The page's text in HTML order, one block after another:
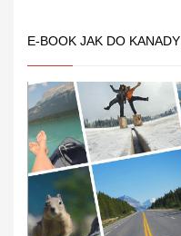
E-BOOK JAK DO KANADY